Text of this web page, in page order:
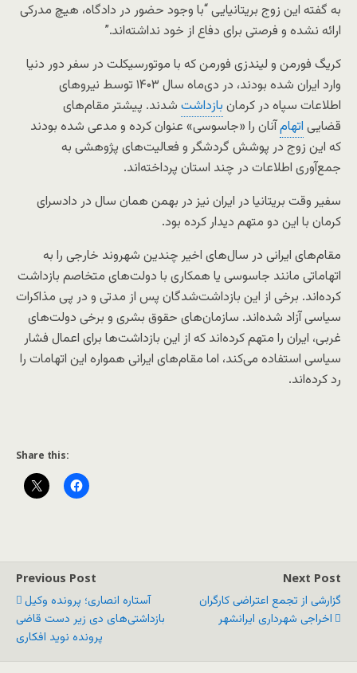
به گفته این زوج بریتانیایی “با وجود حضور در دادگاه، هیچ مدرکی
ارائه نشده و فرصتی برای دفاع از خود نداشته‌اند.”
کریگ فورمن و لیندزی فورمن که با موتورسیکلت در سفر دور دنیا
وارد ایران شده بودند، در دی‌ماه سال ۱۴۰۳ توسط نیروهای
اطلاعات سپاه در کرمان بازداشت شدند. پیشتر مقام‌های
قضایی اتهامآنان را «جاسوسی» عنوان کرده و مدعی شده‌ بودند
که این زوج در پوشش گردشگر و فعالیت‌های پژوهشی به
جمع‌آوری اطلاعات در چند استان پرداخته‌اند.
سفیر وقت بریتانیا در ایران نیز در بهمن همان سال در دادسرای
کرمان با این دو متهم دیدار کرده بود.
مقام‌های ایرانی در سال‌های اخیر چندین شهروند خارجی را به
اتهاماتی مانند جاسوسی یا همکاری با دولت‌های متخاصم بازداشت
کرده‌اند. برخی از این بازداشت‌شدگان پس از مدتی و در پی مذاکرات
سیاسی آزاد شده‌اند. سازمان‌های حقوق بشری و برخی دولت‌های
غربی، ایران را متهم کرده‌اند که از این بازداشت‌ها برای اعمال فشار
سیاسی استفاده می‌کند، اما مقام‌های ایرانی همواره این اتهامات را
رد کرده‌اند.
Share this:
Previous Post
آستاره انصاری؛ پرونده وکیل
بازداشتی‌های دی زیر دست قاضی
پرونده نوید افکاری
Next Post
گزارشی از تجمع اعتراضی کارگران
اخراجی شهرداری ایرانشهر